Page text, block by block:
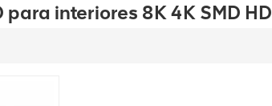
para interiores 8K 4K SMD HD